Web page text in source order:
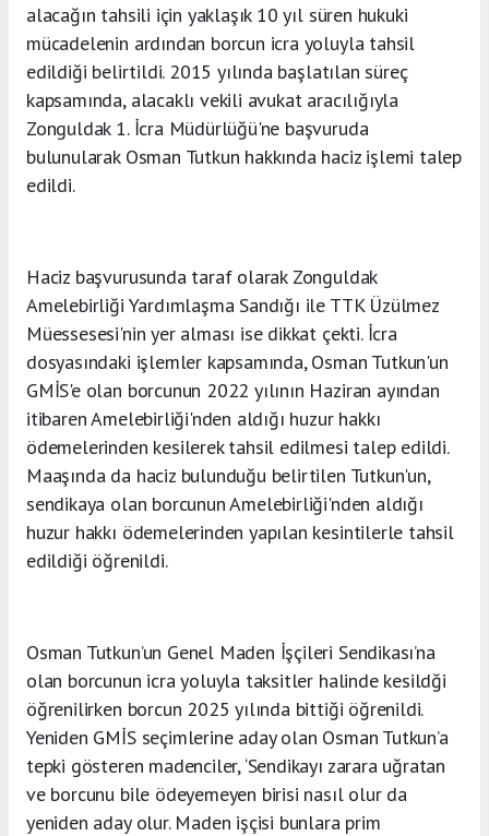
alacağın tahsili için yaklaşık 10 yıl süren hukuki
mücadelenin ardından borcun icra yoluyla tahsil
edildiği belirtildi. 2015 yılında başlatılan süreç
kapsamında, alacaklı vekili avukat aracılığıyla
Zonguldak 1. İcra Müdürlüğü'ne başvuruda
bulunularak Osman Tutkun hakkında haciz işlemi talep
edildi.
Haciz başvurusunda taraf olarak Zonguldak
Amelebirliği Yardımlaşma Sandığı ile TTK Üzülmez
Müessesesi'nin yer alması ise dikkat çekti. İcra
dosyasındaki işlemler kapsamında, Osman Tutkun'un
GMİS'e olan borcunun 2022 yılının Haziran ayından
itibaren Amelebirliği'nden aldığı huzur hakkı
ödemelerinden kesilerek tahsil edilmesi talep edildi.
Maaşında da haciz bulunduğu belirtilen Tutkun'un,
sendikaya olan borcunun Amelebirliği'nden aldığı
huzur hakkı ödemelerinden yapılan kesintilerle tahsil
edildiği öğrenildi.
Osman Tutkun’un Genel Maden İşçileri Sendikası’na
olan borcunun icra yoluyla taksitler halinde kesildği
öğrenilirken borcun 2025 yılında bittiği öğrenildi.
Yeniden GMİS seçimlerine aday olan Osman Tutkun’a
tepki gösteren madenciler, ‘Sendikayı zarara uğratan
ve borcunu bile ödeyemeyen birisi nasıl olur da
yeniden aday olur. Maden işçisi bunlara prim